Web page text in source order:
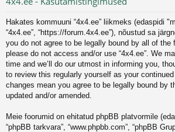
Hakates kommuuni “4x4.ee” liikmeks (edaspidi
“4x4.ee”, “https://forum.4x4.ee”), nõustud sa
you do not agree to be legally bound by all of the
please do not access and/or use “4x4.ee”. We
time and we’ll do our utmost in informing you,
to review this regularly yourself as your continued
changes mean you agree to be legally bound by
updated and/or amended.
Meie foorumid on ehitatud phpBB platvormile
“phpBB tarkvara”, “www.phpbb.com”, “phpBB